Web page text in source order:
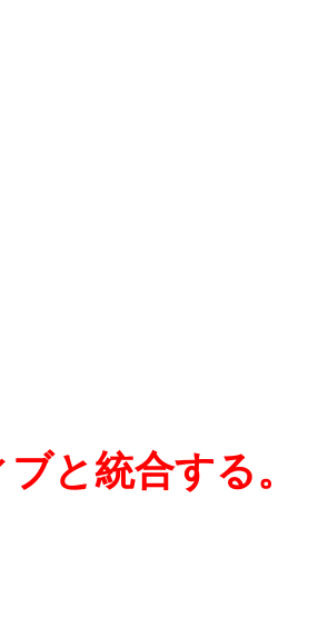
と統合する。